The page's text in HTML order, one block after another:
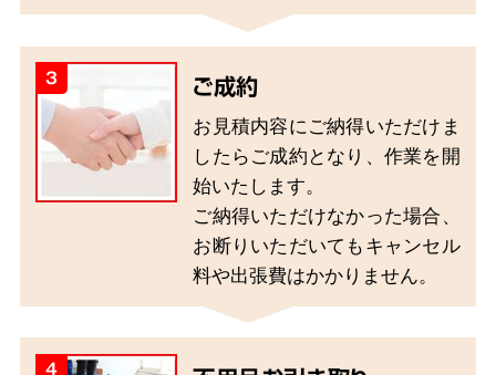
3 ご成約
お見積内容にご納得いただけま
したらご成約となり、作業を開
始いたします。
ご納得いただけなかった場合、
お断りいただいてもキャンセル
料や出張費はかかりません。
4